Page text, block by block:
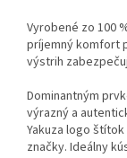
Vyrobené zo 100
príjemný komfort
výstrih
Dominantným
výrazný a
Yakuza logo
značky. Ideálny